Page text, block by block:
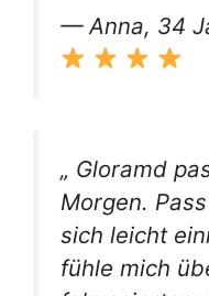
— Anna, 34
„ Gloramd
Morgen.
sich leicht
fühle mich